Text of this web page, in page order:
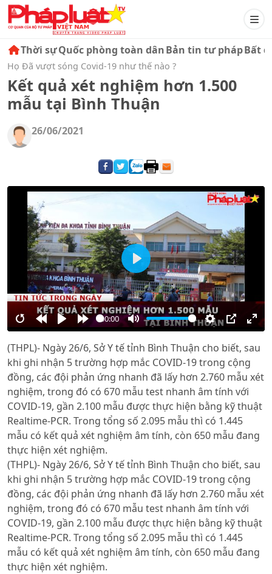
Thời sựQuốc phòng toàn dânBản tin tư phápBất
Họ Đã vượt sóng Covid-19 như thế nào ?
Kết quả xét nghiệm hơn 1.500
mẫu tại Bình Thuận
26/06/2021
RestartRewind
10s
PlayForward
10s
00:00
Mute Settings
PIP
Play
(THPL)- Ngày 26/6, Sở Y tế tỉnh Bình Thuận cho biết, sau
khi ghi nhận 5 trường hợp mắc COVID-19 trong cộng
đồng, các đội phản ứng nhanh đã lấy hơn 2.760 mẫu xét
nghiệm, trong đó có 670 mẫu test nhanh âm tính với
COVID-19, gần 2.100 mẫu được thực hiện bằng kỹ thuật
Realtime-PCR. Trong tổng số 2.095 mẫu thì có 1.445
mẫu có kết quả xét nghiệm âm tính, còn 650 mẫu đang
thực hiện xét nghiệm.
(THPL)- Ngày 26/6, Sở Y tế tỉnh Bình Thuận cho biết, sau
khi ghi nhận 5 trường hợp mắc COVID-19 trong cộng
đồng, các đội phản ứng nhanh đã lấy hơn 2.760 mẫu xét
nghiệm, trong đó có 670 mẫu test nhanh âm tính với
COVID-19, gần 2.100 mẫu được thực hiện bằng kỹ thuật
Realtime-PCR. Trong tổng số 2.095 mẫu thì có 1.445
mẫu có kết quả xét nghiệm âm tính, còn 650 mẫu đang
thực hiện xét nghiệm.